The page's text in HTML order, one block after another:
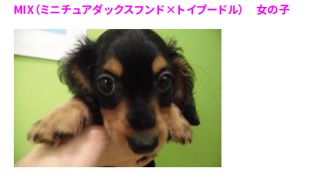
MIX（ミニチュアダックスフンド×トイプードル） 女の子